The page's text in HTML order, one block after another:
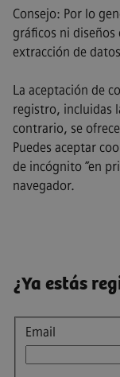
¿Ya estás
Inicio de sesión
Email
Consejo: Por lo
gráficos ni
extracción de
La aceptación de
registro, incluidas
contrario, se
Puedes aceptar
de incógnito ”en
navegador.